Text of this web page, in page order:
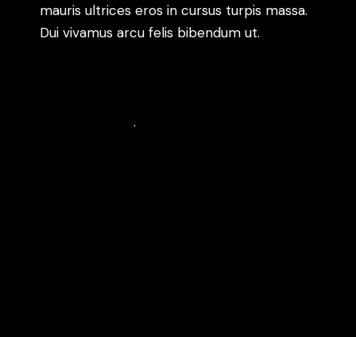
mauris ultrices eros in cursus turpis massa.
Dui vivamus arcu felis bibendum ut.
pulvinar sapien.